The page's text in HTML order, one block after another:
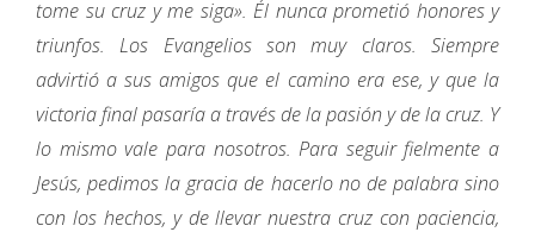
tome su cruz y me siga». Él nunca prometió honores y
triunfos. Los Evangelios son muy claros. Siempre
advirtió a sus amigos que el camino era ese, y que la
victoria final pasaría a través de la pasión y de la cruz. Y
lo mismo vale para nosotros. Para seguir fielmente a
Jesús, pedimos la gracia de hacerlo no de palabra sino
con los hechos, y de llevar nuestra cruz con paciencia,